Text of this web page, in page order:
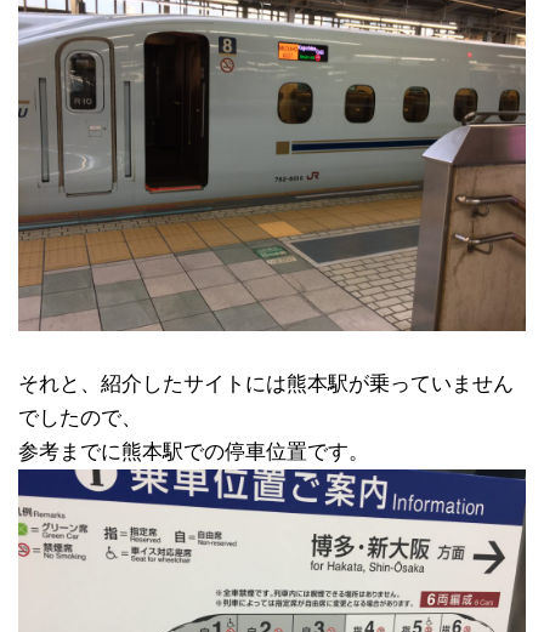
それと、紹介したサイトには熊本駅が乗っていません
でしたので、
参考までに熊本駅での停車位置です。